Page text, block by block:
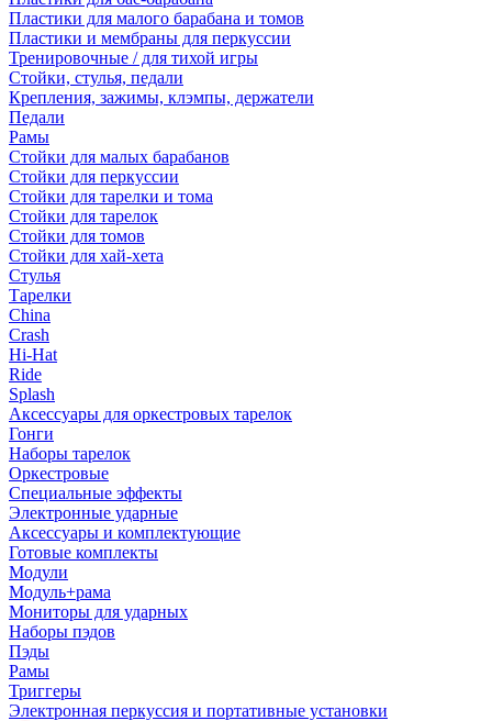
Пластики для малого барабана и томов
Пластики и мембраны для перкуссии
Тренировочные / для тихой игры
Стойки, стулья, педали
Крепления, зажимы, клэмпы, держатели
Педали
Рамы
Стойки для малых барабанов
Стойки для перкуссии
Стойки для тарелки и тома
Стойки для тарелок
Стойки для томов
Стойки для хай-хета
Стулья
Тарелки
China
Crash
Hi-Hat
Ride
Splash
Аксессуары для оркестровых тарелок
Гонги
Наборы тарелок
Оркестровые
Специальные эффекты
Электронные ударные
Аксессуары и комплектующие
Готовые комплекты
Модули
Модуль+рама
Мониторы для ударных
Наборы пэдов
Пэды
Рамы
Триггеры
Электронная перкуссия и портативные установки